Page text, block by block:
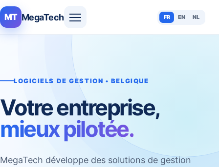
MT MegaTech FR EN NL
LOGICIELS DE GESTION • BELGIQUE
Votre entreprise,
mieux pilotée.
MegaTech développe des solutions de gestion